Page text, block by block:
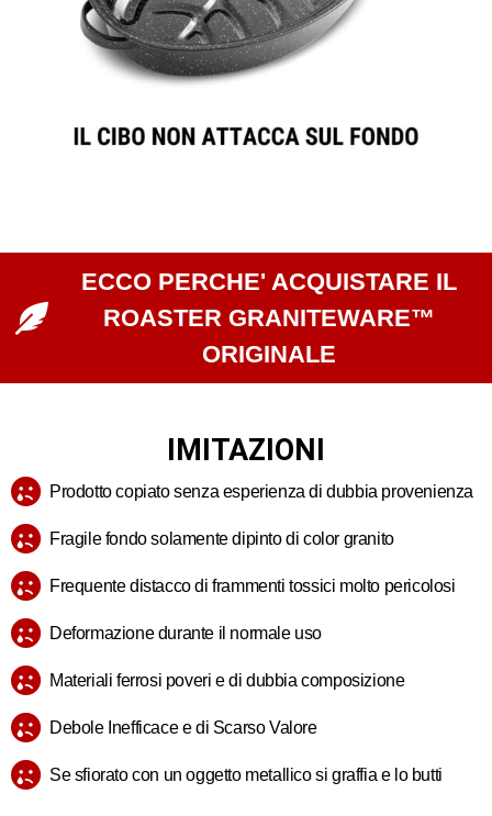
ECCO PERCHE' ACQUISTARE IL
ROASTER GRANITEWARE™
ORIGINALE
IMITAZIONI
Prodotto copiato senza esperienza di dubbia provenienza
Fragile fondo solamente dipinto di color granito
Frequente distacco di frammenti tossici molto pericolosi
Deformazione durante il normale uso
Materiali ferrosi poveri e di dubbia composizione
Debole Inefficace e di Scarso Valore
Se sfiorato con un oggetto metallico si graffia e lo butti